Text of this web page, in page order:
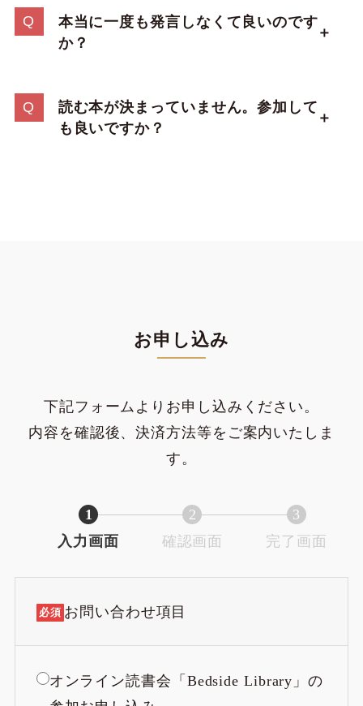
本当に一度も発言しなくて良いのです
か？
読む本が決まっていません。参加して
も良いですか？
お申し込み
下記フォームよりお申し込みください。
内容を確認後、決済方法等をご案内いたしま
す。
1
入力画面
示
れ
い
2
確認画面
れ
い
3
完了画面
れ
必須 お問い合わせ項目
オンライン読書会「Bedside Library」の